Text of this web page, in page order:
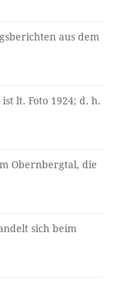
aus dem
lt. Foto 1924; d. h.
Obernbergtal, die
sich beim